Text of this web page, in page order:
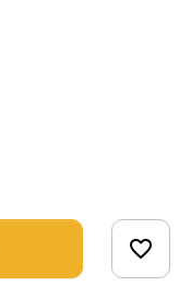
favorite_border